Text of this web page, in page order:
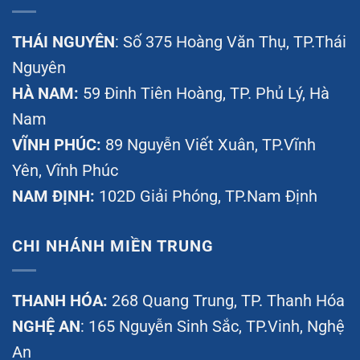
THÁI NGUYÊN: Số 375 Hoàng Văn Thụ, TP.Thái
Nguyên
HÀ NAM: 59 Đinh Tiên Hoàng, TP. Phủ Lý, Hà
Nam
VĨNH PHÚC: 89 Nguyễn Viết Xuân, TP.Vĩnh
Yên, Vĩnh Phúc
NAM ĐỊNH: 102D Giải Phóng, TP.Nam Định
CHI NHÁNH MIỀN TRUNG
THANH HÓA: 268 Quang Trung, TP. Thanh Hóa
NGHỆ AN: 165 Nguyễn Sinh Sắc, TP.Vinh, Nghệ
An